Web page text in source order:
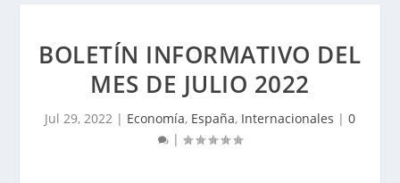
BOLETÍN INFORMATIVO DEL
MES DE JULIO 2022
Jul 29, 2022 | Economía, España, Internacionales | 0
|